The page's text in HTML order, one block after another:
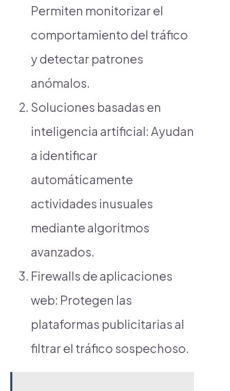
Permiten monitorizar el
comportamiento del tráfico
y detectar patrones
anómalos.
Soluciones basadas en
inteligencia artificial: Ayudan
a identificar
automáticamente
actividades inusuales
mediante algoritmos
avanzados.
Firewalls de aplicaciones
web: Protegen las
plataformas publicitarias al
filtrar el tráfico sospechoso.